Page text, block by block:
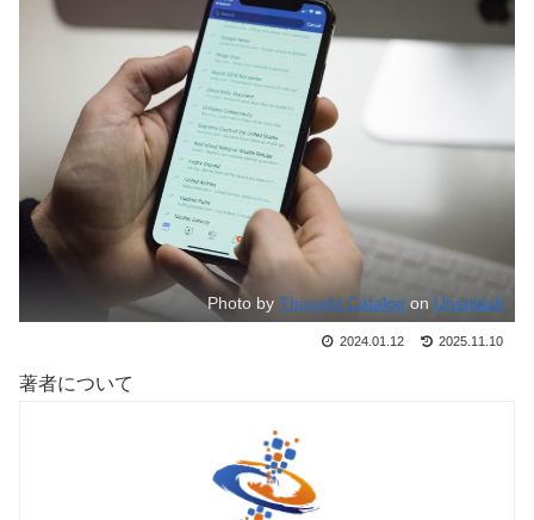
Photo byThought Catalog on Unsplash
2024.01.12 2025.11.10
著者について